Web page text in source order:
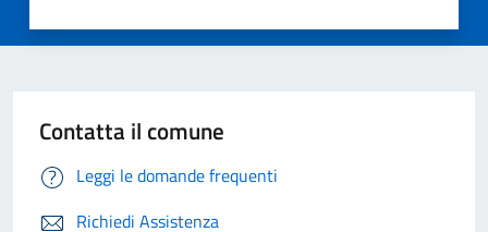
Contatta il comune
Leggi le domande frequenti
Richiedi Assistenza